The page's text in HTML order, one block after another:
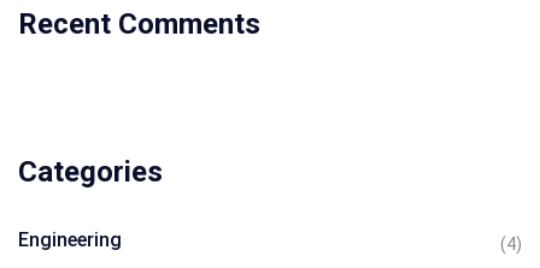
Recent Comments
Categories
Engineering (4)